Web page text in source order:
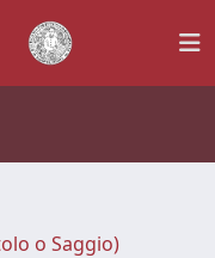
o Saggio)